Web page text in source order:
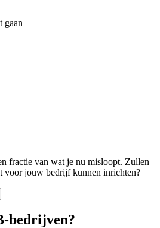
gaan
fractie van wat je nu misloopt. Zullen
voor jouw bedrijf kunnen inrichten?
bedrijven?